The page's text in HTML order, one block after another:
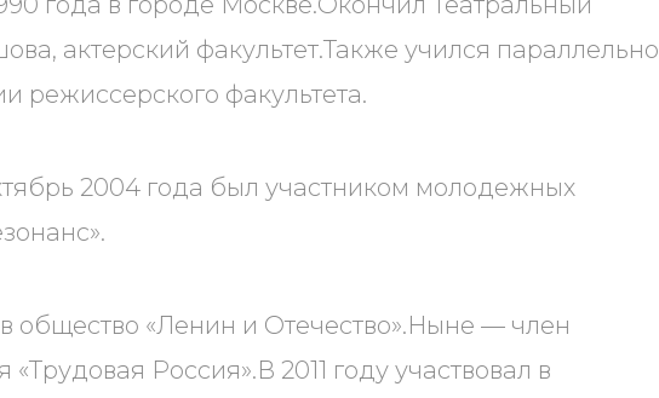
актерский факультет.Также учился параллельно
режиссерского факультета.
2004 года был участником молодежных
общество «Ленин и Отечество».Ныне — член
Россия».В 2011 году участвовал в